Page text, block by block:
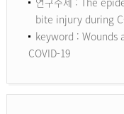
bite injury during
keyword : Wounds
COVID-19